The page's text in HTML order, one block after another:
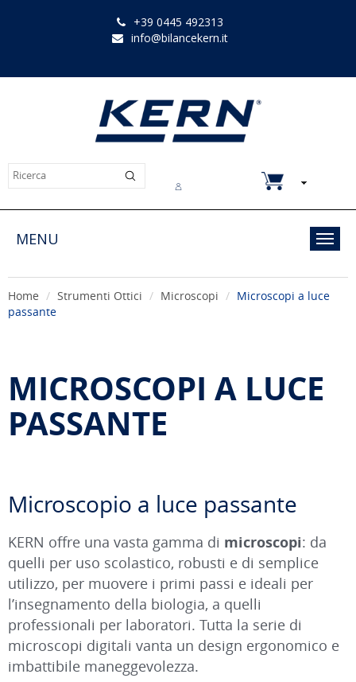
+39 0445 492313
info@bilancekern.it
MENU
Home Strumenti Ottici Microscopi
Microscopi a luce
passante
MICROSCOPI A LUCE
PASSANTE
Microscopio a luce passante
KERN offre una vasta gamma di microscopi: da
quelli per uso scolastico, robusti e di semplice
utilizzo, per muovere i primi passi e ideali per
l’insegnamento della biologia, a quelli
professionali per laboratori. Tutta la serie di
microscopi digitali vanta un design ergonomico e
imbattibile maneggevolezza.